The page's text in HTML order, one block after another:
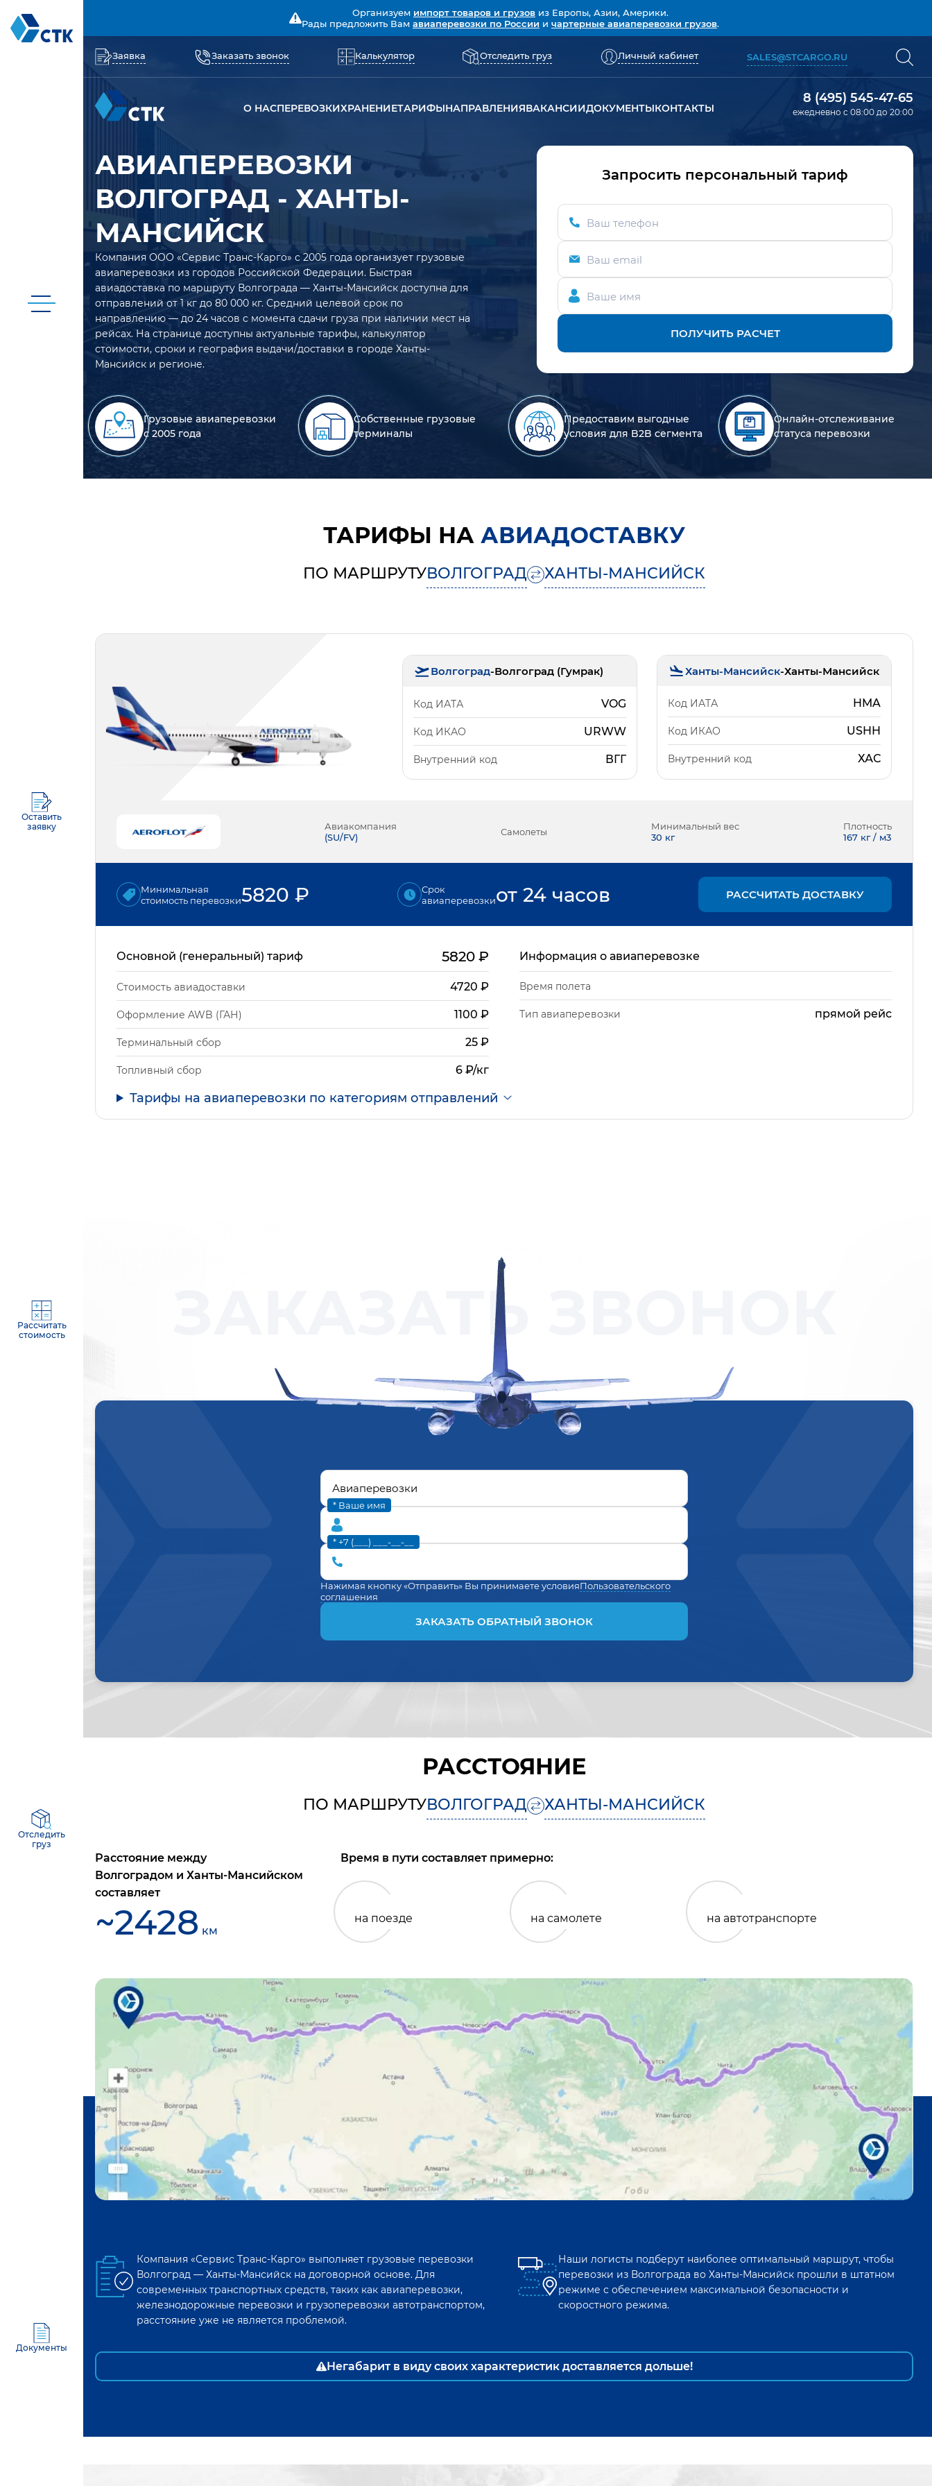
Оставить
заявку
Рассчитать
стоимость
Отследить
груз
Документы
Организуем импорт товаров и грузов из Европы, Азии, Америки.
Рады предложить Вам авиаперевозки по России и чартерные авиаперевозки грузов.
Заявка Заказать звонок Калькулятор Отследить груз Личный кабинет SALES@STCARGO.RU
О НАСПЕРЕВОЗКИХРАНЕНИЕТАРИФЫНАПРАВЛЕНИЯВАКАНСИИДОКУМЕНТЫКОНТАКТЫ
8 (495) 545-47-65
ежедневно с 08:00 до 20:00
АВИАПЕРЕВОЗКИ
ВОЛГОГРАД - ХАНТЫ-
МАНСИЙСК
Компания ООО «Сервис Транс-Карго» с 2005 года организует грузовые
авиаперевозки из городов Российской Федерации. Быстрая
авиадоставка по маршруту Волгограда — Ханты-Мансийск доступна для
отправлений от 1 кг до 80 000 кг. Средний целевой срок по
направлению — до 24 часов с момента сдачи груза при наличии мест на
рейсах. На странице доступны актуальные тарифы, калькулятор
стоимости, сроки и география выдачи/доставки в городе Ханты-
Мансийск и регионе.
Запросить персональный тариф
Ваш телефон
Ваш email
Ваше имя
ПОЛУЧИТЬ РАСЧЕТ
Грузовые авиаперевозки
с 2005 года
Собственные грузовые
терминалы
Предоставим выгодные
условия для B2B сегмента
Онлайн-отслеживание
статуса перевозки
ТАРИФЫ НА АВИАДОСТАВКУ
ПО МАРШРУТУВОЛГОГРАД ХАНТЫ-МАНСИЙСК
Волгоград-Волгоград (Гумрак)
Код ИАТА VOG
Код ИКАО URWW
Внутренний код ВГГ
Ханты-Мансийск-Ханты-Мансийск
Код ИАТА HMA
Код ИКАО USHH
Внутренний код ХАС
Авиакомпания
(SU/FV) Самолеты
Минимальный вес
30 кг
Плотность
167 кг / м3
Минимальная
стоимость перевозки5820 ₽
Срок
авиаперевозкиот 24 часов РАССЧИТАТЬ ДОСТАВКУ
Основной (генеральный) тариф 5820₽
Стоимость авиадоставки 4720 ₽
Оформление AWB (ГАН) 1100 ₽
Терминальный сбор 25₽
Топливный сбор 6 ₽/кг
Информация о авиаперевозке
Время полета
Тип авиаперевозки прямой рейс
Тарифы на авиаперевозки по категориям отправлений
ЗАКАЗАТЬ ЗВОНОК
* Ваше имя
* +7 (___) ___-__-__
Нажимая кнопку «Отправить» Вы принимаете условияПользовательского
соглашения
ЗАКАЗАТЬ ОБРАТНЫЙ ЗВОНОК
РАССТОЯНИЕ
ПО МАРШРУТУВОЛГОГРАД ХАНТЫ-МАНСИЙСК
Расстояние между
Волгоградом и Ханты-Мансийском
составляет
~2428 км
Время в пути составляет примерно:
на поезде на самолете на автотранспорте
Компания «Сервис Транс-Карго» выполняет грузовые перевозки
Волгоград — Ханты-Мансийск на договорной основе. Для
современных транспортных средств, таких как авиаперевозки,
железнодорожные перевозки и грузоперевозки автотранспортом,
расстояние уже не является проблемой.
Наши логисты подберут наиболее оптимальный маршрут, чтобы
перевозки из Волгограда во Ханты-Мансийскпрошли в штатном
режиме с обеспечением максимальной безопасности и
скоростного режима.
Негабарит в виду своих характеристик доставляется дольше!